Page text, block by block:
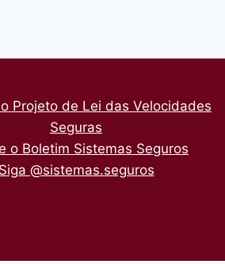
Projeto de Lei das Velocidades
Seguras
o Boletim Sistemas Seguros
Siga @sistemas.seguros